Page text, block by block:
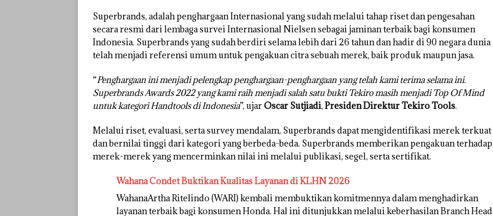
Superbrands, adalah penghargaan Internasional yang sudah melalui tahap riset dan pengesahan
secara resmi dari lembaga survei Internasional Nielsen sebagai jaminan terbaik bagi konsumen
Indonesia. Superbrands yang sudah berdiri selama lebih dari 26 tahun dan hadir di 90 negara dunia
telah menjadi referensi umum untuk pengakuan citra sebuah merek, baik produk maupun jasa.
“Penghargaan ini menjadi pelengkap penghargaan-penghargaan yang telah kami terima selama ini.
Superbrands Awards 2022 yang kami raih menjadi salah satu bukti Tekiro masih menjadi Top Of Mind
untuk kategori Handtools di Indonesia”, ujarOscar Sutjiadi, Presiden Direktur Tekiro Tools.
Melalui riset, evaluasi, serta survey mendalam, Superbrands dapat mengidentifikasi merek terkuat
dan bernilai tinggi dari kategori yang berbeda-beda. Superbrands memberikan pengakuan terhadap
merek-merek yang mencerminkan nilai ini melalui publikasi, segel, serta sertifikat.
Wahana Condet Buktikan Kualitas Layanan di KLHN 2026
WahanaArtha Ritelindo (WARI) kembali membuktikan komitmennya dalam menghadirkan
layanan terbaik bagi konsumen Honda. Hal ini ditunjukkan melalui keberhasilan Branch Head